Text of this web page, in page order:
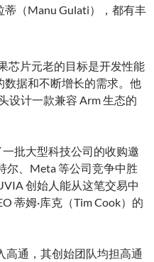
蒂（Manu Gulati），都有丰
芯片元老的目标是开发性能
数据和不断增长的需求。他
设计一款兼容 Arm 生态的
批大型科技公司的收购邀
尔、Meta 等公司竞争中胜
创始人能从这笔交易中
蒂姆·库克（Tim Cook）的
高通，其创始团队均担高通